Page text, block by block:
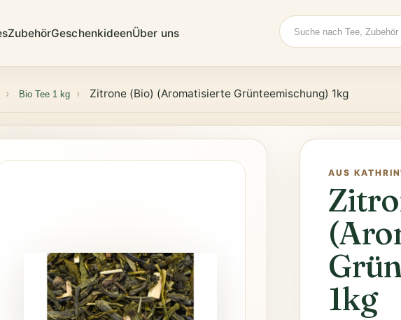
ZubehörGeschenkideenÜber uns
Suche
Bio Tee 1 kg Zitrone (Bio) (Aromatisierte Grünteemischung) 1kg
AUS
1kg